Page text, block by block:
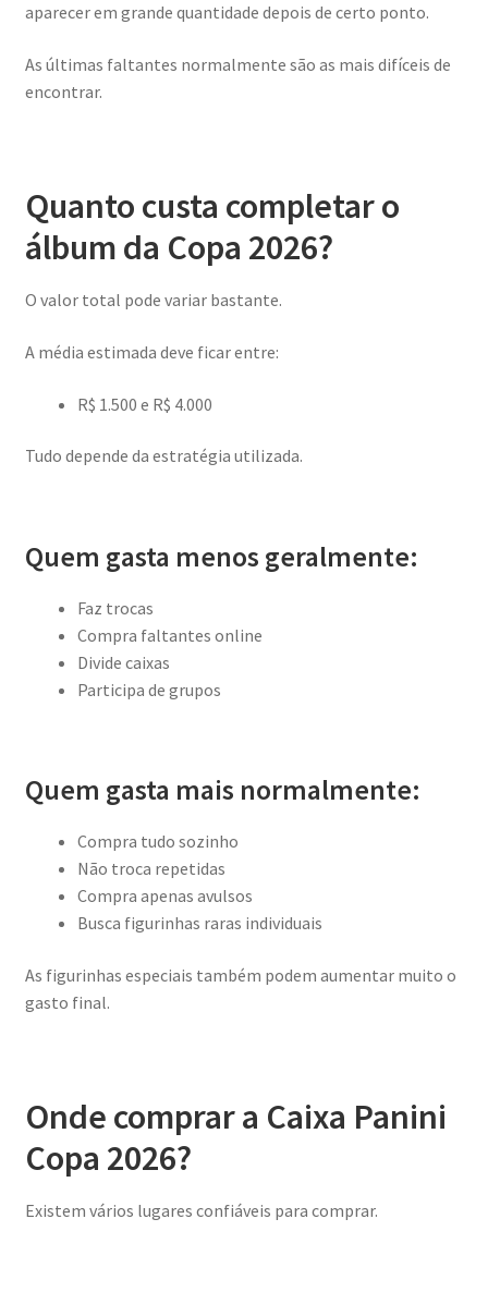
aparecer em grande quantidade depois de certo ponto.
As últimas faltantes normalmente são as mais difíceis de
encontrar.
Quanto custa completar o
álbum da Copa 2026?
O valor total pode variar bastante.
A média estimada deve ficar entre:
R$ 1.500 e R$ 4.000
Tudo depende da estratégia utilizada.
Quem gasta menos geralmente:
Faz trocas
Compra faltantes online
Divide caixas
Participa de grupos
Quem gasta mais normalmente:
Compra tudo sozinho
Não troca repetidas
Compra apenas avulsos
Busca figurinhas raras individuais
As figurinhas especiais também podem aumentar muito o
gasto final.
Onde comprar a Caixa Panini
Copa 2026?
Existem vários lugares confiáveis para comprar.